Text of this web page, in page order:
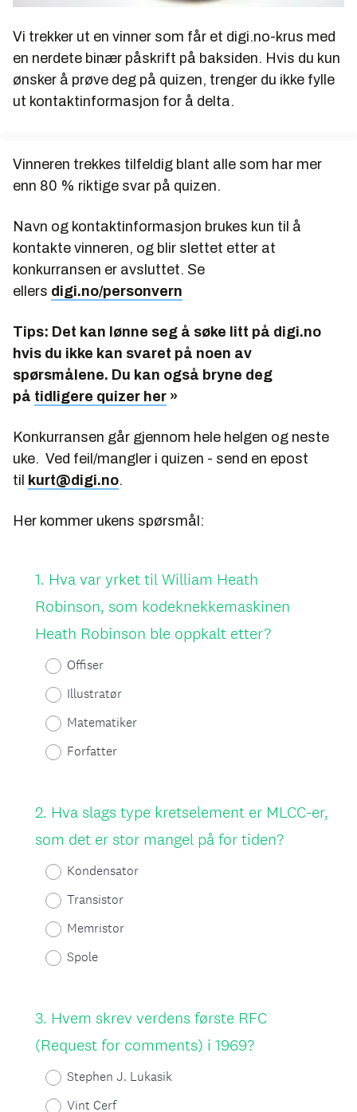
Vi trekker ut en vinner som får et digi.no-krus med
en nerdete binær påskrift på baksiden. Hvis du kun
ønsker å prøve deg på quizen, trenger du ikke fylle
ut kontaktinformasjon for å delta.
Vinneren trekkes tilfeldig blant alle som har mer
enn 80 % riktige svar på quizen.
Navn og kontaktinformasjon brukes kun til å
kontakte vinneren, og blir slettet etter at
konkurransen er avsluttet. Se
ellers digi.no/personvern
Tips: Det kan lønne seg å søke litt på digi.no
hvis du ikke kan svaret på noen av
spørsmålene. Du kan også bryne deg
på tidligere quizer her »
Konkurransen går gjennom hele helgen og neste
uke. Ved feil/mangler i quizen - send en epost
til kurt@digi.no.
Her kommer ukens spørsmål: